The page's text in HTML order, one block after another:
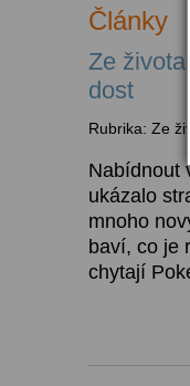
Články
Ze
dost
Rubrika: Ze
Nabídnout
ukázalo
mnoho
baví, co je
chytají